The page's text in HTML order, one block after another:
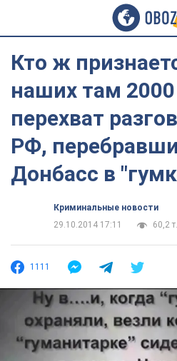
Кто ж
наших там 2000
перехват
РФ,
Донбасс в
Криминальные новости
29.10.2014 17:11
60,2 т.
1111